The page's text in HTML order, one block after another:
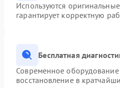
Используются
гарантирует корректную
Бесплатная
Современное оборудование
восстановление в